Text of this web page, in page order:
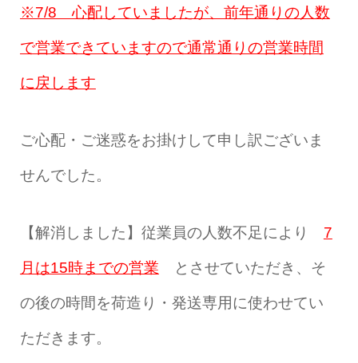
※7/8 心配していましたが、前年通りの人数
で営業できていますので通常通りの営業時間
に戻します
ご心配・ご迷惑をお掛けして申し訳ございま
せんでした。
【解消しました】従業員の人数不足により 7
月は15時までの営業 とさせていただき、そ
の後の時間を荷造り・発送専用に使わせてい
ただきます。